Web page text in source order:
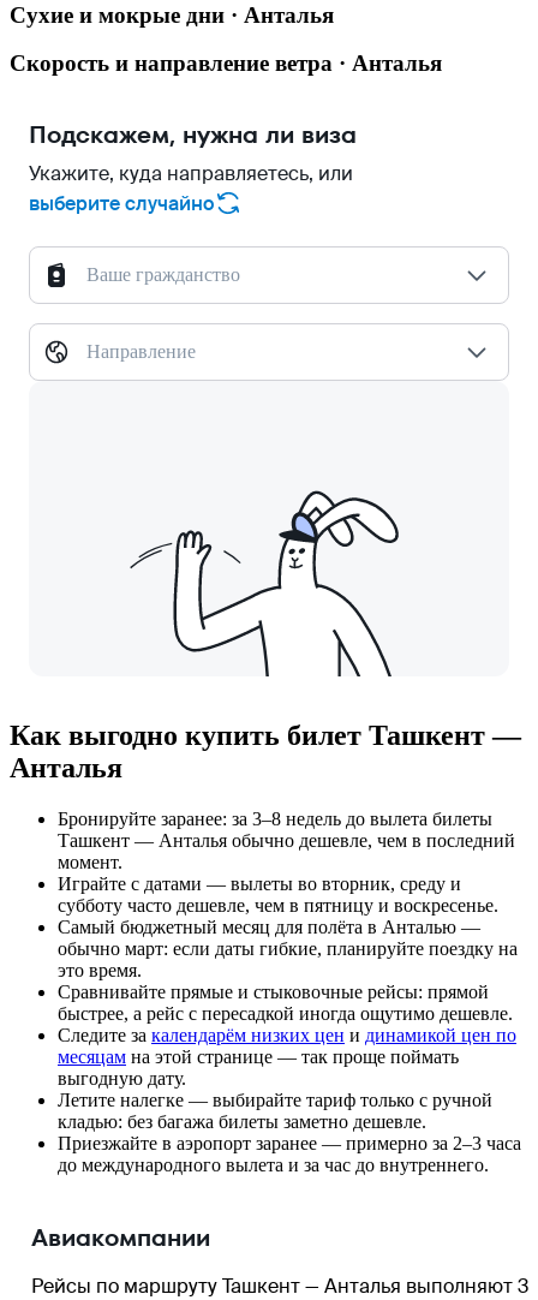
Сухие и мокрые дни · Анталья
Скорость и направление ветра · Анталья
Подскажем, нужна ли виза
Укажите, куда направляетесь, или
выберите случайно
Ваше гражданство
Направление
Как выгодно купить билет Ташкент —
Анталья
Бронируйте заранее: за 3–8 недель до вылета билеты
Ташкент — Анталья обычно дешевле, чем в последний
момент.
Играйте с датами — вылеты во вторник, среду и
субботу часто дешевле, чем в пятницу и воскресенье.
Самый бюджетный месяц для полёта в Анталью —
обычно март: если даты гибкие, планируйте поездку на
это время.
Сравнивайте прямые и стыковочные рейсы: прямой
быстрее, а рейс с пересадкой иногда ощутимо дешевле.
Следите за календарём низких цен и динамикой цен по
месяцам на этой странице — так проще поймать
выгодную дату.
Летите налегке — выбирайте тариф только с ручной
кладью: без багажа билеты заметно дешевле.
Приезжайте в аэропорт заранее — примерно за 2–3 часа
до международного вылета и за час до внутреннего.
Авиакомпании
Рейсы по маршруту Ташкент — Анталья выполняют 3